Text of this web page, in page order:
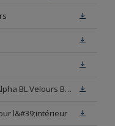
Fiche de données de sécurité Alpha BL Velours Blanc
l&#39;intérieur